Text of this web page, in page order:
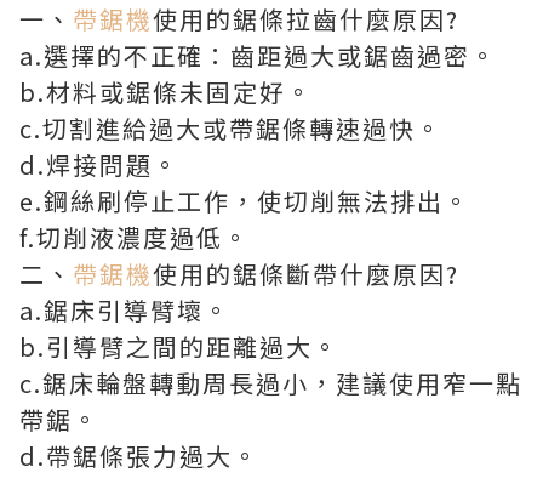
一、 帶鋸機使用的鋸條拉齒什麼原因?
a.選擇的不正確：齒距過大或鋸齒過密。
b.材料或鋸條未固定好。
c.切割進給過大或帶鋸條轉速過快。
d.焊接問題。
e.鋼絲刷停止工作，使切削無法排出。
f.切削液濃度過低。
二、 帶鋸機使用的鋸條斷帶什麼原因?
a.鋸床引導臂壞。
b.引導臂之間的距離過大。
c.鋸床輪盤轉動周長過小，建議使用窄一點
帶鋸。
d.帶鋸條張力過大。